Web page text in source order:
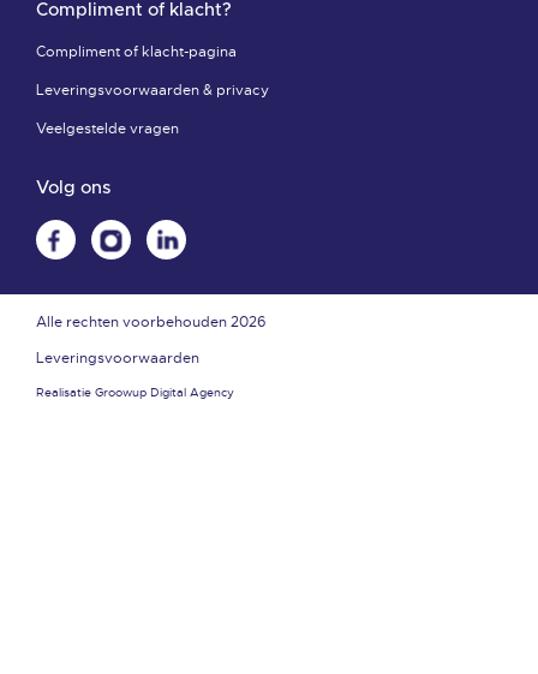
Compliment of klacht?
Compliment of klacht-pagina
Leveringsvoorwaarden & privacy
Veelgestelde vragen
Volg ons
Alle rechten voorbehouden 2026
Leveringsvoorwaarden
Realisatie Groowup Digital Agency